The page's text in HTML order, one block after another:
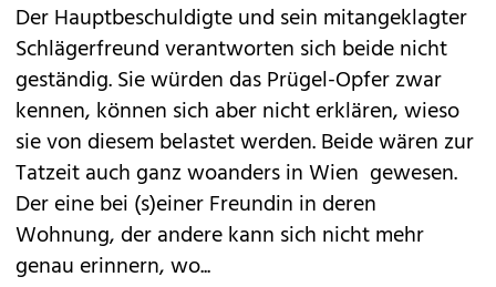
Der Hauptbeschuldigte und sein mitangeklagter
Schlägerfreund verantworten sich beide nicht
geständig. Sie würden das Prügel-Opfer zwar
kennen, können sich aber nicht erklären, wieso
sie von diesem belastet werden. Beide wären zur
Tatzeit auch ganz woanders in Wien gewesen.
Der eine bei (s)einer Freundin in deren
Wohnung, der andere kann sich nicht mehr
genau erinnern, wo...